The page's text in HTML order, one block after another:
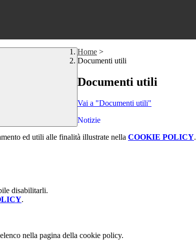
Home >
Documenti utili
Documenti utili
Vai a "Documenti utili"
Notizie
ed utili alle finalità illustrate nella COOKIE POLICY.
disabilitarli.
.
nella pagina della cookie policy.